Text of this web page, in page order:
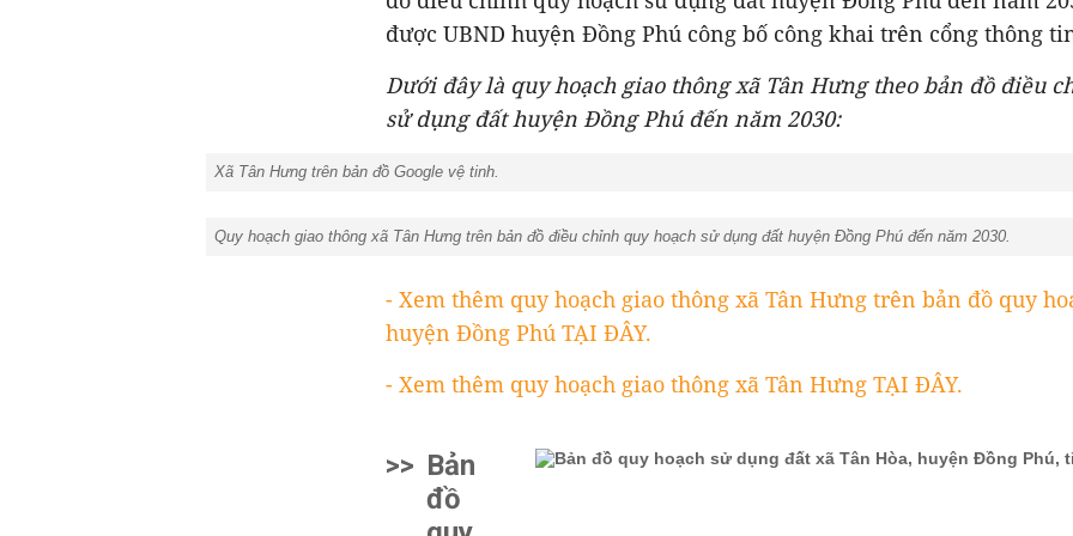
được UBND huyện Đồng Phú công bố công khai trên cổng thông
Dưới đây là quy hoạch giao thông xã Tân Hưng theo bản đồ điều
sử dụng đất huyện Đồng Phú đến năm 2030:
Xã Tân Hưng trên bản đồ Google vệ tinh.
Quy hoạch giao thông xã Tân Hưng trên bản đồ điều chỉnh quy hoạch sử dụng đất huyện Đồng Phú đến năm 2030.
- Xem thêm quy hoạch giao thông xã Tân Hưng trên bản đồ quy
huyện Đồng Phú TẠI ĐÂY.
- Xem thêm quy hoạch giao thông xã Tân Hưng TẠI ĐÂY.
>> Bản
đồ